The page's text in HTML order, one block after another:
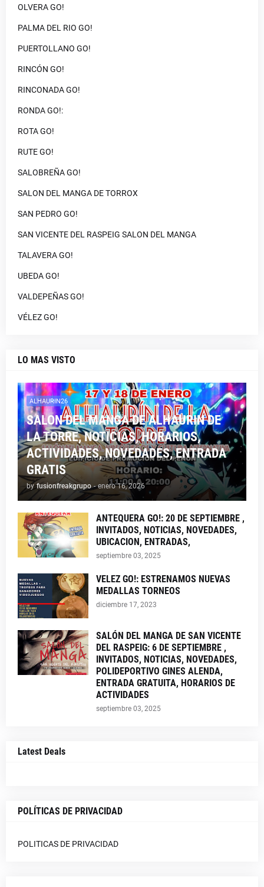
OLVERA GO!
PALMA DEL RIO GO!
PUERTOLLANO GO!
RINCÓN GO!
RINCONADA GO!
RONDA GO!:
ROTA GO!
RUTE GO!
SALOBREÑA GO!
SALON DEL MANGA DE TORROX
SAN PEDRO GO!
SAN VICENTE DEL RASPEIG SALON DEL MANGA
TALAVERA GO!
UBEDA GO!
VALDEPEÑAS GO!
VÉLEZ GO!
LO MAS VISTO
ALHAURIN26
SALON DEL MANGA DE ALHAURIN DE
LA TORRE, NOTICIAS, HORARIOS,
ACTIVIDADES, NOVEDADES, ENTRADA
GRATIS
by fusionfreakgrupo - enero 16, 2026
ANTEQUERA GO!: 20 DE SEPTIEMBRE ,
INVITADOS, NOTICIAS, NOVEDADES,
UBICACION, ENTRADAS,
septiembre 03, 2025
VELEZ GO!: ESTRENAMOS NUEVAS
MEDALLAS TORNEOS
diciembre 17, 2023
SALÓN DEL MANGA DE SAN VICENTE
DEL RASPEIG: 6 DE SEPTIEMBRE ,
INVITADOS, NOTICIAS, NOVEDADES,
POLIDEPORTIVO GINES ALENDA,
ENTRADA GRATUITA, HORARIOS DE
ACTIVIDADES
septiembre 03, 2025
Latest Deals
POLÍTICAS DE PRIVACIDAD
POLITICAS DE PRIVACIDAD